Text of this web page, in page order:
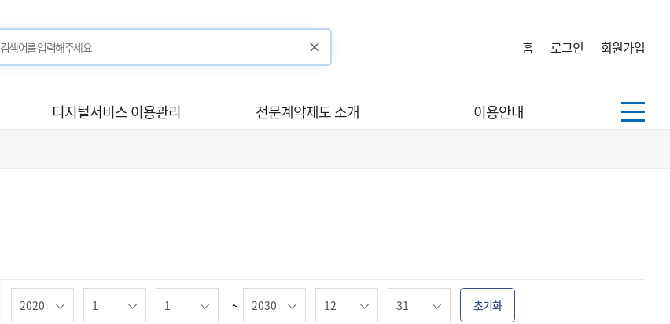
검색어를 입력해주세요 홈 로그인 회원가입
디지털서비스 이용관리 전문계약제도 소개 이용안내
~ 초기화